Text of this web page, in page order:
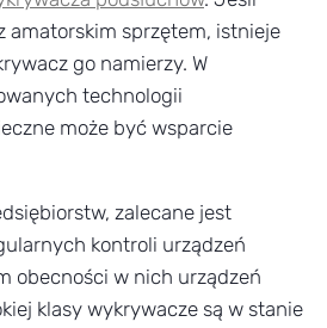
amatorskim sprzętem, istnieje
go namierzy. W
technologii
może być wsparcie
zalecane jest
kontroli urządzeń
obecności w nich urządzeń
klasy wykrywacze są w stanie